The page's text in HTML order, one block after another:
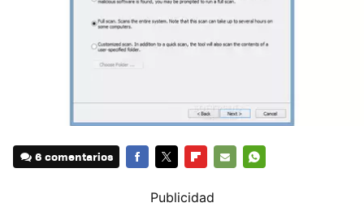
6 comentarios